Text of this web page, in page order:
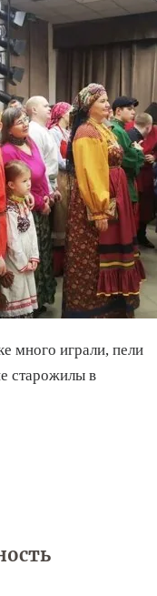
много играли, пели
старожилы в